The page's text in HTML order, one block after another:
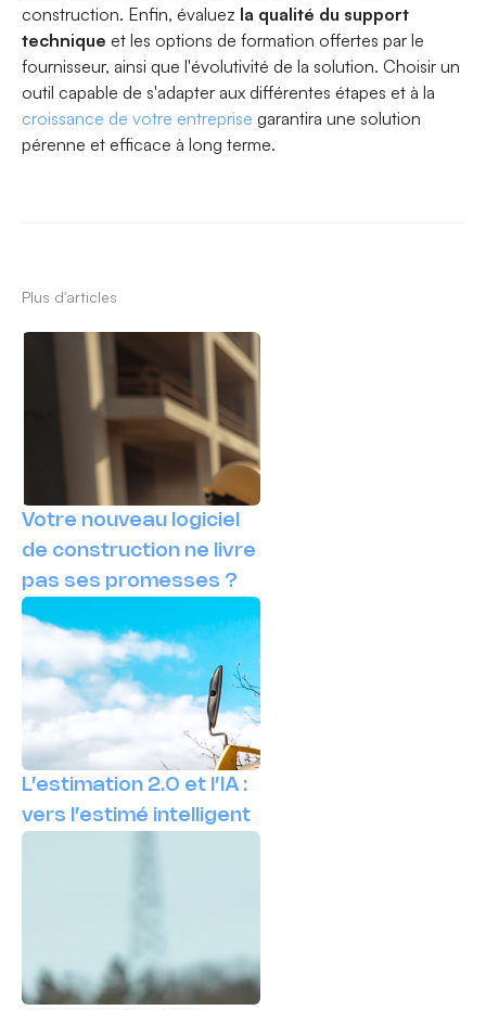
construction. Enfin, évaluez la qualité du support
technique et les options de formation offertes par le
fournisseur, ainsi que l'évolutivité de la solution. Choisir un
outil capable de s'adapter aux différentes étapes et à la
croissance de votre entreprise garantira une solution
pérenne et efficace à long terme.
Plus d'articles
Votre nouveau logiciel
de construction ne livre
pas ses promesses ?
L’estimation 2.0 et l’IA :
vers l’estimé intelligent